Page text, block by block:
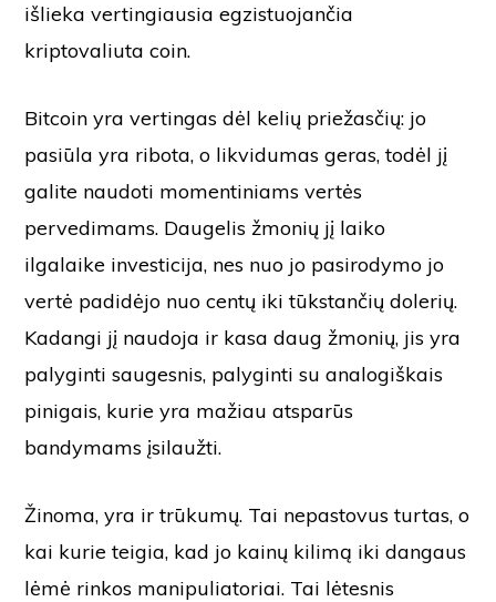
išlieka vertingiausia egzistuojančia
kriptovaliuta coin.
Bitcoin yra vertingas dėl kelių priežasčių: jo
pasiūla yra ribota, o likvidumas geras, todėl jį
galite naudoti momentiniams vertės
pervedimams. Daugelis žmonių jį laiko
ilgalaike investicija, nes nuo jo pasirodymo jo
vertė padidėjo nuo centų iki tūkstančių dolerių.
Kadangi jį naudoja ir kasa daug žmonių, jis yra
palyginti saugesnis, palyginti su analogiškais
pinigais, kurie yra mažiau atsparūs
bandymams įsilaužti.
Žinoma, yra ir trūkumų. Tai nepastovus turtas, o
kai kurie teigia, kad jo kainų kilimą iki dangaus
lėmė rinkos manipuliatoriai. Tai lėtesnis